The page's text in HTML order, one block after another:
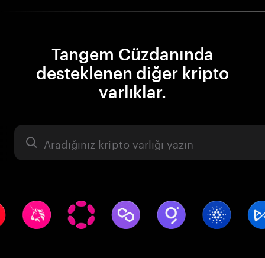
Tangem Cüzdanında
desteklenen diğer kripto
varlıklar.
Varlık